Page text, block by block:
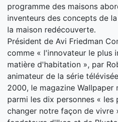
programme des maisons
inventeurs des concepts de
la maison redécouverte.
Président de Avi Friedman
comme « l'innovateur le plus
matière d'habitation », par
animateur de la série
2000, le magazine Wallpaper
parmi les dix personnes « les
changer notre façon de vivre